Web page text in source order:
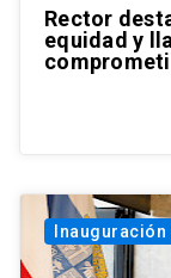
Rector
equidad y